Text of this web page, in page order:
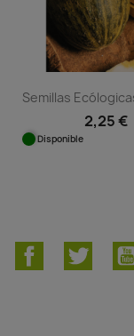
Semillas
2,25 €
Disponible
Facebook